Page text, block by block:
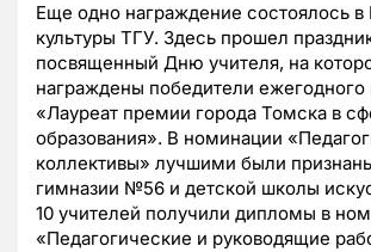
Еще одно награждение состоялось в
культуры ТГУ. Здесь прошел
посвященный Дню учителя, на
награждены победители ежегодного
«Лауреат премии города Томска в
образования». В номинации
коллективы» лучшими были
гимназии №56 и детской школы
10 учителей получили дипломы в
«Педагогические и руководящие